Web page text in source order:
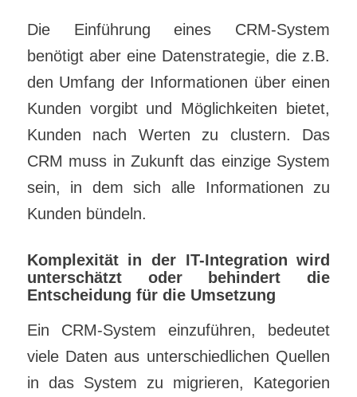
Die Einführung eines CRM-System
benötigt aber eine Datenstrategie, die z.B.
den Umfang der Informationen über einen
Kunden vorgibt und Möglichkeiten bietet,
Kunden nach Werten zu clustern. Das
CRM muss in Zukunft das einzige System
sein, in dem sich alle Informationen zu
Kunden bündeln.
Komplexität in der IT-Integration wird
unterschätzt oder behindert die
Entscheidung für die Umsetzung
Ein CRM-System einzuführen, bedeutet
viele Daten aus unterschiedlichen Quellen
in das System zu migrieren, Kategorien